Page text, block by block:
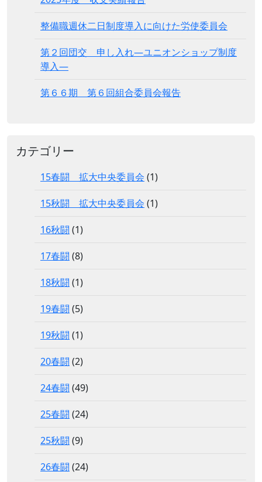
整備職週休二日制度導入に向けた労使委員会
第２回団交 申し入れ―ユニオンショップ制度
導入―
第６６期 第６回組合委員会報告
カテゴリー
15春闘 拡大中央委員会 (1)
15秋闘 拡大中央委員会 (1)
16秋闘 (1)
17春闘 (8)
18秋闘 (1)
19春闘 (5)
19秋闘 (1)
20春闘 (2)
24春闘 (49)
25春闘 (24)
25秋闘 (9)
26春闘 (24)